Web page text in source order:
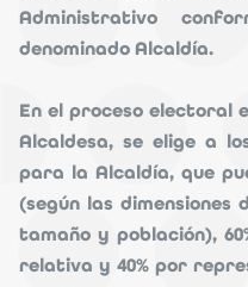
Administrativo
denominado Alcaldía.
En el proceso electoral
Alcaldesa, se elige a
para la Alcaldía, que
(según las
tamaño y población),
relativa y 40% por